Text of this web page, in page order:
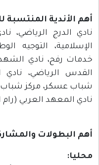
أهم الأندية المنتسبة
نادي الدرج الرياضي،
الإسلامية، التوجيه
خدمات رفح، نادي
القدس الرياضي، نادي
شباب عسكر، مركز شباب
نادي المعهد العربي (رام
أهم البطولات
محليا: